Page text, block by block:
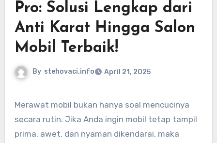
Pro: Solusi Lengkap dari
Anti Karat Hingga Salon
Mobil Terbaik!
By stehovaci.info April 21, 2025
Merawat mobil bukan hanya soal mencucinya
secara rutin. Jika Anda ingin mobil tetap tampil
prima, awet, dan nyaman dikendarai, maka